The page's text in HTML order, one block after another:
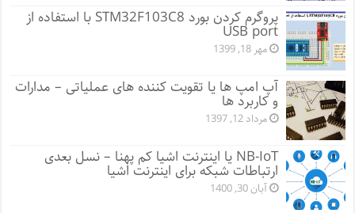
پروگرم کردن بورد STM32F103C8 با استفاده از
USB port
مهر 18, 1399
آپ امپ ها یا تقویت کننده های عملیاتی – مدارات
و کاربرد ها
مرداد 12, 1397
NB-IoT یا اینترنت اشیا کم پهنا – نسل بعدی
ارتباطات شبکه برای اینترنت اشیا
آبان 30, 1400